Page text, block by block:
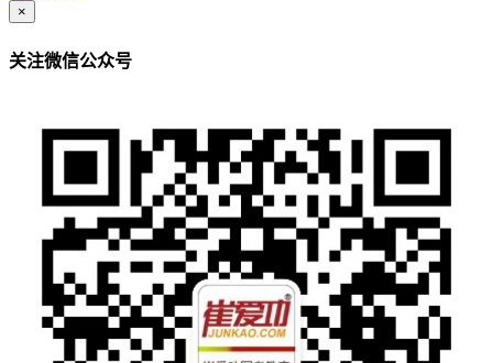
×
关注微信公众号